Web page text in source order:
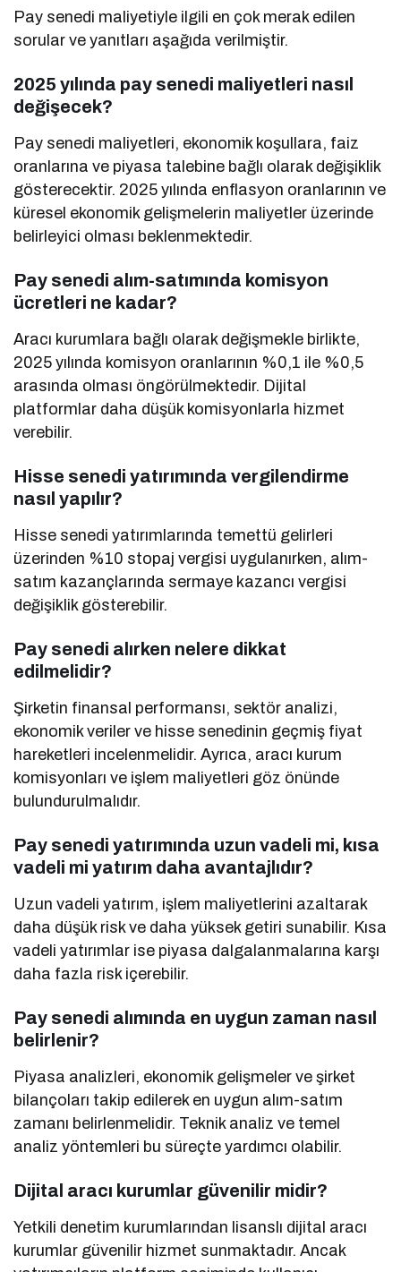
Pay senedi maliyetiyle ilgili en çok merak edilen
sorular ve yanıtları aşağıda verilmiştir.
2025 yılında pay senedi maliyetleri nasıl
değişecek?
Pay senedi maliyetleri, ekonomik koşullara, faiz
oranlarına ve piyasa talebine bağlı olarak değişiklik
gösterecektir. 2025 yılında enflasyon oranlarının ve
küresel ekonomik gelişmelerin maliyetler üzerinde
belirleyici olması beklenmektedir.
Pay senedi alım-satımında komisyon
ücretleri ne kadar?
Aracı kurumlara bağlı olarak değişmekle birlikte,
2025 yılında komisyon oranlarının %0,1 ile %0,5
arasında olması öngörülmektedir. Dijital
platformlar daha düşük komisyonlarla hizmet
verebilir.
Hisse senedi yatırımında vergilendirme
nasıl yapılır?
Hisse senedi yatırımlarında temettü gelirleri
üzerinden %10 stopaj vergisi uygulanırken, alım-
satım kazançlarında sermaye kazancı vergisi
değişiklik gösterebilir.
Pay senedi alırken nelere dikkat
edilmelidir?
Şirketin finansal performansı, sektör analizi,
ekonomik veriler ve hisse senedinin geçmiş fiyat
hareketleri incelenmelidir. Ayrıca, aracı kurum
komisyonları ve işlem maliyetleri göz önünde
bulundurulmalıdır.
Pay senedi yatırımında uzun vadeli mi, kısa
vadeli mi yatırım daha avantajlıdır?
Uzun vadeli yatırım, işlem maliyetlerini azaltarak
daha düşük risk ve daha yüksek getiri sunabilir. Kısa
vadeli yatırımlar ise piyasa dalgalanmalarına karşı
daha fazla risk içerebilir.
Pay senedi alımında en uygun zaman nasıl
belirlenir?
Piyasa analizleri, ekonomik gelişmeler ve şirket
bilançoları takip edilerek en uygun alım-satım
zamanı belirlenmelidir. Teknik analiz ve temel
analiz yöntemleri bu süreçte yardımcı olabilir.
Dijital aracı kurumlar güvenilir midir?
Yetkili denetim kurumlarından lisanslı dijital aracı
kurumlar güvenilir hizmet sunmaktadır. Ancak